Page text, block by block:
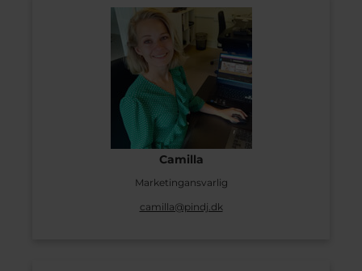
Camilla
Marketingansvarlig
camilla@pindj.dk